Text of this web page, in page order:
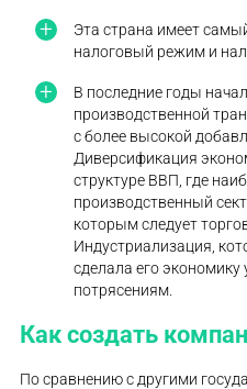
Эта страна имеет
налоговый режим и
В последние годы
производственной
с более высокой
Диверсификация
структуре ВВП, где
производственный
которым следует
Индустриализация,
сделала его
потрясениям.
Как создать
По сравнению с другими